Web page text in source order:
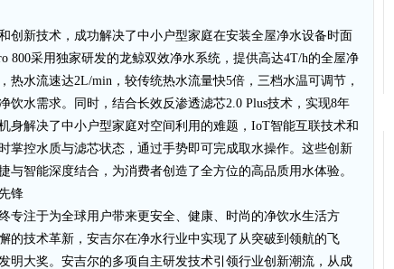
创新技术，成功解决了中小户型家庭在安装全屋净水设备时面
800采用独家研发的龙鲸双效净水系统，提供高达4T/h的全屋净
热水流速达2L/min，较传统热水流量快5倍，三档水温可调节，
饮水需求。同时，结合长效反渗透滤芯2.0 Plus技术，实现8年
身解决了中小户型家庭对空间利用的难题，IoT智能互联技术和
掌控水质与滤芯状态，通过手势即可完成取水操作。这些创新
与智能深度结合，为消费者创造了全方位的高品质用水体验。
锋
专注于为全球用户带来更安全、健康、时尚的净饮水生活方
的技术革新，安吉尔在净水行业中实现了从突破到领航的飞
明大奖。安吉尔的多项自主研发技术引领行业创新潮流，从成